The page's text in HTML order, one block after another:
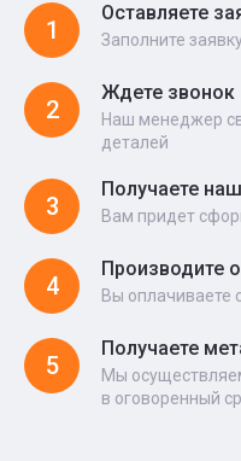
1
Оставляете
Заполните
2
Ждете
Наш менеджер
деталей
3
Получаете
Вам придет
4
Производите
Вы оплачиваете
5
Получаете
Мы
в оговоренный